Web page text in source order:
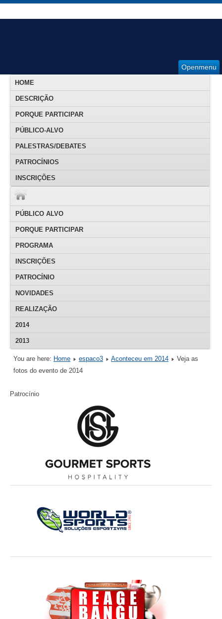
Openmenu
HOME
DESCRIÇÃO
PORQUE PARTICIPAR
PÚBLICO-ALVO
PALESTRAS/DEBATES
PATROCÍNIOS
INSCRIÇÕES
PÚBLICO ALVO
PORQUE PARTICIPAR
PROGRAMA
INSCRIÇÕES
PATROCÍNIO
NOVIDADES
REALIZAÇÃO
2014
2013
You are here: Home espaco3 Aconteceu em 2014
Veja as
fotos do evento de 2014
Patrocínio